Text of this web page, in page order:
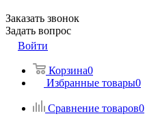
Заказать звонок
Задать вопрос
Войти
Корзина0
Избранные товары0
Сравнение товаров0